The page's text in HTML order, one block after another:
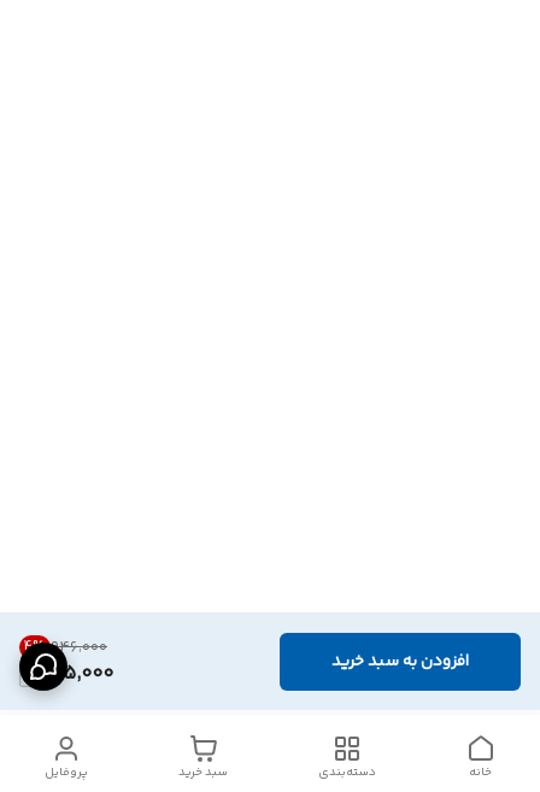
۹۴۶٬۰۰۰ 4%
905,000 افزودن به سبد خرید
پروفایل سبد خرید دسته‌بندی خانه